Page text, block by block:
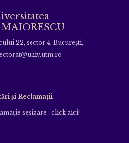
22, sector 4, București,
și Reclamații
sesizare : click aici!